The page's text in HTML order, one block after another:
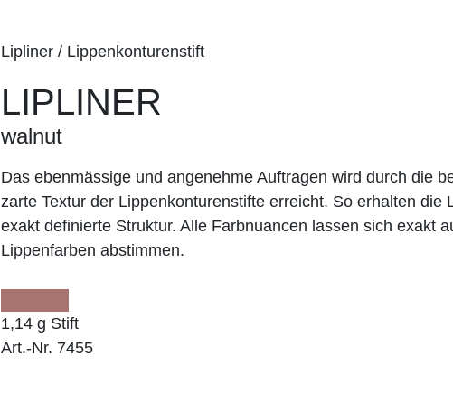
Lipliner / Lippenkonturenstift
LIPLINER
walnut
Das ebenmässige und angenehme Auftragen wird durch die
zarte Textur der Lippenkonturenstifte erreicht. So erhalten die
exakt definierte Struktur. Alle Farbnuancen lassen sich exakt
Lippenfarben abstimmen.
1,14 g Stift
Art.-Nr. 7455